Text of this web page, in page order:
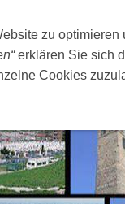
MOJI GRADOVI
zu
erklären Sie sich
Cookies